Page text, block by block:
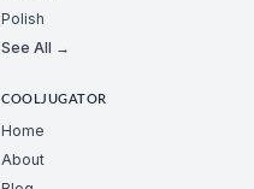
Polish
See All →
COOLJUGATOR
Home
About